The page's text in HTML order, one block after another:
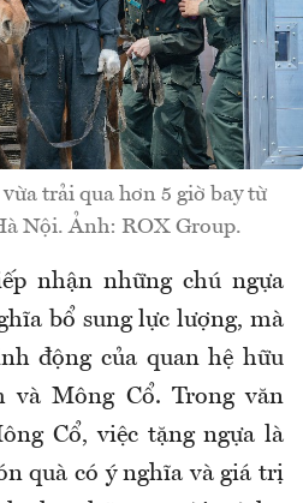
trải qua hơn 5 giờ bay từ
Nội. Ảnh: ROX Group.
nhận những chú ngựa
bổ sung lực lượng, mà
động của quan hệ hữu
và Mông Cổ. Trong văn
Cổ, việc tặng ngựa là
quà có ý nghĩa và giá trị